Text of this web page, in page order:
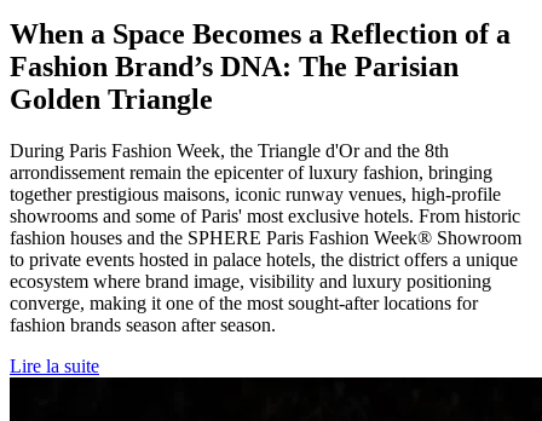
When a Space Becomes a Reflection of a
Fashion Brand’s DNA: The Parisian
Golden Triangle
During Paris Fashion Week, the Triangle d'Or and the 8th
arrondissement remain the epicenter of luxury fashion, bringing
together prestigious maisons, iconic runway venues, high-profile
showrooms and some of Paris' most exclusive hotels. From historic
fashion houses and the SPHERE Paris Fashion Week® Showroom
to private events hosted in palace hotels, the district offers a unique
ecosystem where brand image, visibility and luxury positioning
converge, making it one of the most sought-after locations for
fashion brands season after season.
Lire la suite